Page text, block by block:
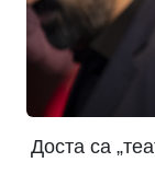
Доста са